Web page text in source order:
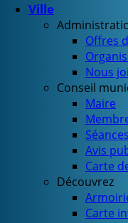
Ville
Offres
Nous
Conseil
Maire
Avis
Carte
Découvrez
Carte